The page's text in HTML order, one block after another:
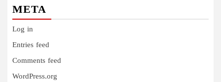
META
Log in
Entries feed
Comments feed
WordPress.org